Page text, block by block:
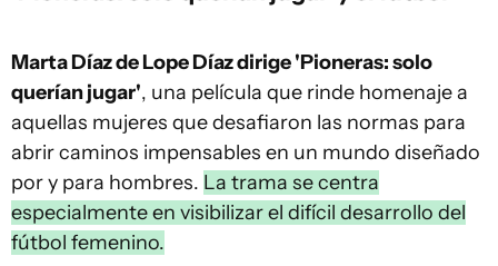
Marta Díaz de Lope Díaz dirige 'Pioneras: solo
querían jugar', una película que rinde homenaje a
aquellas mujeres que desafiaron las normas para
abrir caminos impensables en un mundo diseñado
por y para hombres. La trama se centra
especialmente en visibilizar el difícil desarrollo del
fútbol femenino.